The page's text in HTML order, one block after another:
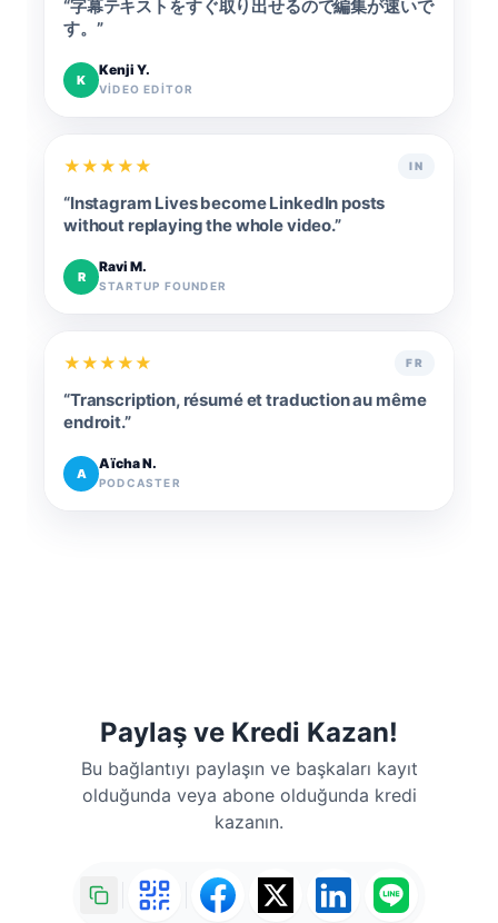
“字幕テキストをすぐ取り出せるので編集が速いで
す。 ”
K
Kenji Y.
VIDEO EDITOR
★★★★★ IN
“Instagram Lives become LinkedIn posts
without replaying the whole video.”
R
Ravi M.
STARTUP FOUNDER
★★★★★ FR
“Transcription, résumé et traduction au même
endroit.”
A
Aïcha N.
PODCASTER
Paylaş ve Kredi Kazan!
Bu bağlantıyı paylaşın ve başkaları kayıt
olduğunda veya abone olduğunda kredi
kazanın.